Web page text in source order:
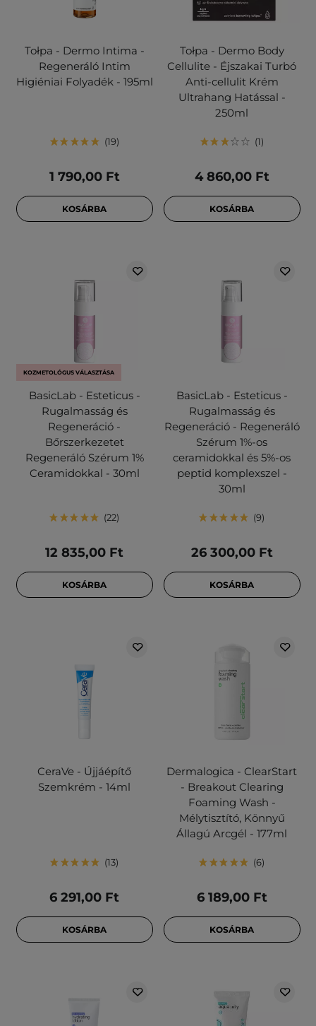
Tołpa - Dermo Intima -
Regeneráló Intim
Higiéniai Folyadék - 195ml
19
1 790,00 Ft
KOSÁRBA
Tołpa - Dermo Body
Cellulite - Éjszakai Turbó
Anti-cellulit Krém
Ultrahang Hatással -
250ml
1
4 860,00 Ft
KOSÁRBA
KOZMETOLÓGUS VÁLASZTÁSA
BasicLab - Esteticus -
Rugalmasság és
Regeneráció -
Bőrszerkezetet
Regeneráló Szérum 1%
Ceramidokkal - 30ml
22
12 835,00 Ft
KOSÁRBA
BasicLab - Esteticus -
Rugalmasság és
Regeneráció - Regeneráló
Szérum 1%-os
ceramidokkal és 5%-os
peptid komplexszel -
30ml
9
26 300,00 Ft
KOSÁRBA
CeraVe - Újjáépítő
Szemkrém - 14ml
13
6 291,00 Ft
KOSÁRBA
Dermalogica - ClearStart
- Breakout Clearing
Foaming Wash -
Mélytisztító, Könnyű
Állagú Arcgél - 177ml
6
6 189,00 Ft
KOSÁRBA